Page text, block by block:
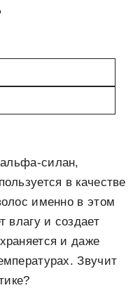
силан,
в качестве
именно в этом
влагу и создает
и даже
Звучит